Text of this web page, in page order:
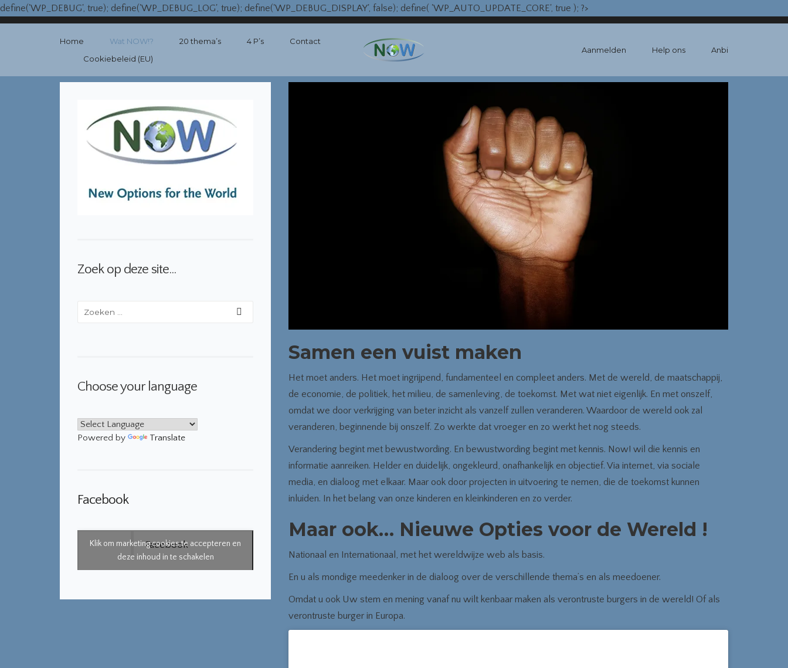
define('WP_DEBUG', true); define('WP_DEBUG_LOG', true); define('WP_DEBUG_DISPLAY', false); define( 'WP_AUTO_UPDATE_CORE', true ); ?>
Home Wat NOW!? 20 thema’s 4 P’s
Contact
Cookiebeleid (EU)
Aanmelden Help ons Anbi
Samen een vuist maken
Het moet anders. Het moet ingrijpend, fundamenteel en compleet anders. Met de wereld, de maatschappij,
de economie, de politiek, het milieu, de samenleving, de toekomst. Met wat niet eigenlijk. En met onszelf,
omdat we door verkrijging van beter inzicht als vanzelf zullen veranderen. Waardoor de wereld ook zal
veranderen, beginnende bij onszelf. Zo werkte dat vroeger en zo werkt het nog steeds.
Verandering begint met bewustwording. En bewustwording begint met kennis. Now! wil die kennis en
informatie aanreiken. Helder en duidelijk, ongekleurd, onafhankelijk en objectief. Via internet, via sociale
media, en dialoog met elkaar. Maar ook door projecten in uitvoering te nemen, die de toekomst kunnen
inluiden. In het belang van onze kinderen en kleinkinderen en zo verder.
Maar ook… Nieuwe Opties voor de Wereld !
Nationaal en Internationaal, met het wereldwijze web als basis.
En u als mondige meedenker in de dialoog over de verschillende thema’s en als meedoener.
Omdat u ook Uw stem en mening vanaf nu wilt kenbaar maken als verontruste burgers in de wereld! Of als
verontruste burger in Europa.
Zoek op deze site…
Choose your language
Powered by Translate
Facebook
Facebook
Klik om marketing cookies te accepteren en
deze inhoud in te schakelen